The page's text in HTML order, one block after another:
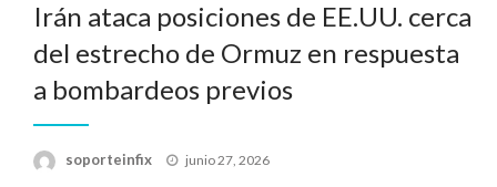
Irán ataca posiciones de EE.UU. cerca
del estrecho de Ormuz en respuesta
a bombardeos previos
soporteinfix
Publicado
junio 27, 2026